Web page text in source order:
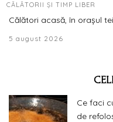
CĂLĂTORII ȘI TIMP LIBER
Călători acasă, în orașul
5 august 2026
Ce faci
de